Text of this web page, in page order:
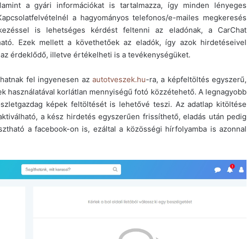
a gyári információkat is tartalmazza, így minden lényeges
a hagyományos telefonos/e-mailes megkeresés
is lehetséges kérdést feltenni az eladónak, a CarChat
Ezek mellett a követhetőek az eladók, így azok hirdetéseivel
érdeklődő, illetve értékelheti is a tevékenységüket.
fel ingyenesen az autotveszek.hu-ra, a képfeltöltés egyszerű,
használatával korlátlan mennyiségű fotó közzétehető. A legnagyobb
képek feltöltését is lehetővé teszi. Az adatlap kitöltése
a kész hirdetés egyszerűen frissíthető, eladás után pedig
a facebook-on is, ezáltal a közösségi hírfolyamba is azonnal